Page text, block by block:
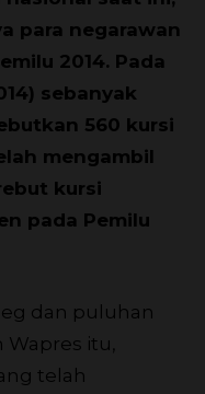
para negarawan
2014. Pada
sebanyak
560 kursi
mengambil
kursi
pada Pemilu
dan puluhan
Wapres itu,
telah